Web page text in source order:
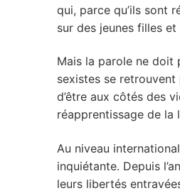
qui, parce qu’ils sont
sur des jeunes filles et
Mais la parole ne doit
sexistes se
d’être aux côtés des
réapprentissage de
Au niveau
inquiétante. Depuis
leurs libertés